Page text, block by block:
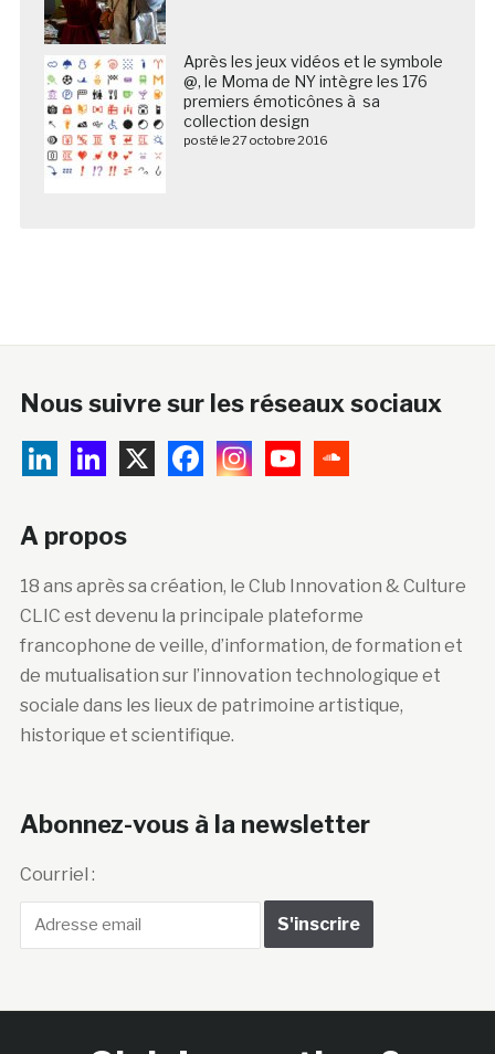
Après les jeux vidéos et le symbole
@, le Moma de NY intègre les 176
premiers émoticônes à sa
collection design
posté le 27 octobre 2016
Nous suivre sur les réseaux sociaux
A propos
18 ans après sa création, le Club Innovation & Culture
CLIC est devenu la principale plateforme
francophone de veille, d’information, de formation et
de mutualisation sur l’innovation technologique et
sociale dans les lieux de patrimoine artistique,
historique et scientifique.
Abonnez-vous à la newsletter
Courriel :